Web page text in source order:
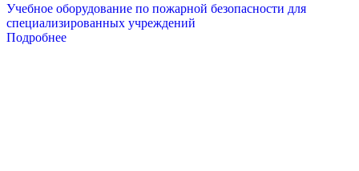
Учебное оборудование по пожарной безопасности для
специализированных учреждений
Подробнее